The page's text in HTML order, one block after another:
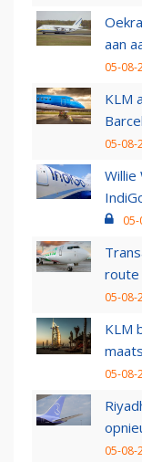
aan
05-08-
KLM
05-08-
route
05-08-
KLM
05-08-
05-08-